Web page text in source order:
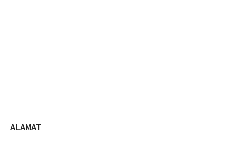
ALAMAT